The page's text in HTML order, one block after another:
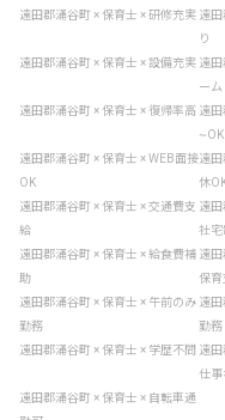
遠田郡涌谷町 × 保育士 × 研修充実 遠田
り
遠田郡涌谷町 × 保育士 × 設備充実 遠田
ーム
遠田郡涌谷町 × 保育士 × 復帰率高 遠田
~OK
遠田郡涌谷町 × 保育士 × WEB面接
OK
遠田
休
遠田郡涌谷町 × 保育士 × 交通費支
給
遠田
社宅
遠田郡涌谷町 × 保育士 × 給食費補
助
遠田
保育
遠田郡涌谷町 × 保育士 × 午前のみ
勤務
遠田
勤務
遠田郡涌谷町 × 保育士 × 学歴不問 遠田
仕事
遠田郡涌谷町 × 保育士 × 自転車通